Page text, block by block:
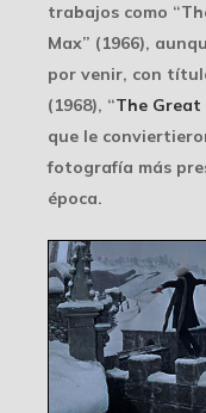
trabajos como
Max” (1966),
por venir, con
(1968), “The
que le
fotografía más
época.